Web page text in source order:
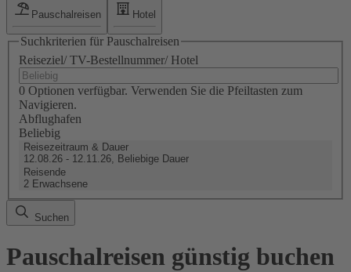
Pauschalreisen Hotel
Suchkriterien für Pauschalreisen
Reiseziel/ TV-Bestellnummer/ Hotel
0 Optionen verfügbar. Verwenden Sie die Pfeiltasten zum
Navigieren.
Abflughafen
Beliebig
Reisezeitraum & Dauer
12.08.26 - 12.11.26, Beliebige Dauer
Reisende
2 Erwachsene
Suchen
Pauschalreisen günstig buchen